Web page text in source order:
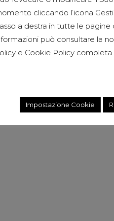
cliccando l’icona
a destra in tutte le pagine
può consultare la
e Cookie Policy completa.
Impostazione Cookie